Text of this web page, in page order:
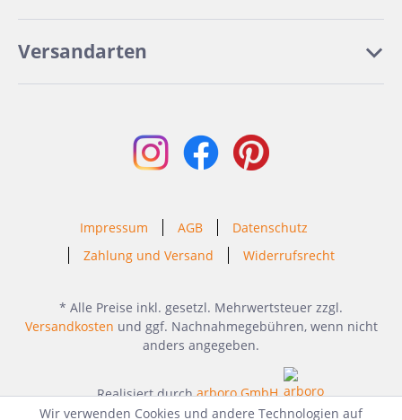
Versandarten
Impressum AGB
Datenschutz
Zahlung und Versand
Widerrufsrecht
* Alle Preise inkl. gesetzl. Mehrwertsteuer zzgl.
Versandkosten und ggf. Nachnahmegebühren, wenn nicht
anders angegeben.
Realisiert durcharboro GmbH
Wir verwenden Cookies und andere Technologien auf